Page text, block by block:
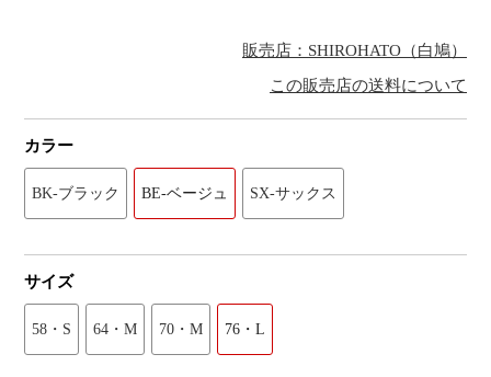
販売店：SHIROHATO（白鳩）
この販売店の送料について
カラー
BK-ブラック BE-ベージュ SX-サックス
サイズ
58・S 64・M 70・M 76・L